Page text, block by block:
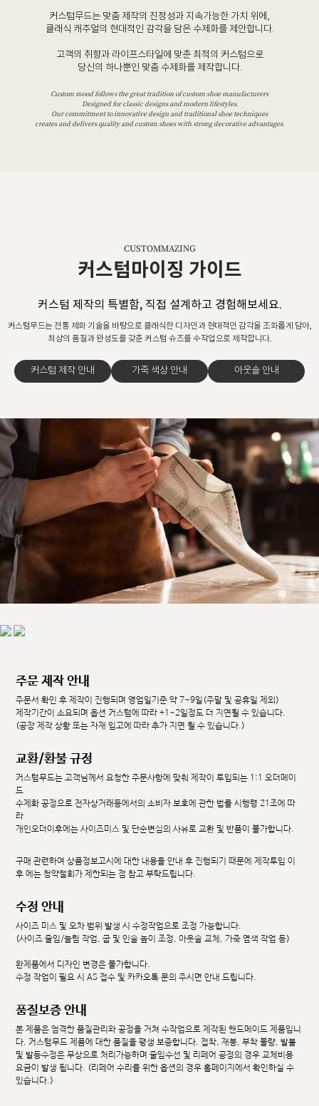
커스텀무드는 맞춤 제작의 진정성과 지속가능한 가치 위에,
클래식 캐주얼의 현대적인 감각을 담은 수제화를 제안합니다.
고객의 취향과 라이프스타일에 맞춘 최적의 커스텀으로
당신의 하나뿐인 맞춤 수제화를 제작합니다.
Custom mood follows the great tradition of custom shoe manufacturers
Designed for classic designs and modern lifestyles.
Our commitment to innovative design and traditional shoe techniques
creates and delivers quality and custom shoes with strong decorative advantages.
CUSTOMMAZING
커스텀마이징 가이드
커스텀 제작의 특별함, 직접 설계하고 경험해보세요.
커스텀무드는 전통 제화 기술을 바탕으로 클래식한 디자인과 현대적인 감각을 조화롭게 담아,
최상의 품질과 완성도를 갖춘 커스텀 슈즈를 수작업으로 제작합니다.
커스텀 제작 안내 가죽 색상 안내 아웃솔 안내
주문 제작 안내
주문서 확인 후 제작이 진행되며 영업일기준 약 7~9일(주말 및 공휴일 제외)
제작기간이 소요되며 옵션 커스텀에 따라 +1~2일정도 더 지연될 수 있습니다.
(공장 제작 상황 또는 자재 입고에 따라 추가 지연 될 수 있습니다.)
교환/환불 규정
커스텀무드는 고객님께서 요청한 주문사항에 맞춰 제작이 투입되는 1:1 오더메이
드
수제화 공정으로 전자상거래등에서의 소비자 보호에 관한 법률 시행령 21조에 따
라
개인오더이후에는 사이즈미스 및 단순변심의 사유로 교환 및 반품이 불가합니다.
구매 관련하여 상품정보고시에 대한 내용을 안내 후 진행되기 때문에 제작투입 이
후 에는 청약철회가 제한되는 점 참고 부탁드립니다.
수정 안내
사이즈 미스 및 오차 범위 발생 시 수정작업으로 조정 가능합니다.
(사이즈 줄임/늘림 작업, 굽 및 인솔 높이 조정, 아웃솔 교체, 가죽 염색 작업 등)
완제품에서 디자인 변경은 불가합니다.
수정 작업이 필요 시 AS 접수 및 카카오톡 문의 주시면 안내 드립니다.
품질보증 안내
본 제품은 엄격한 품질관리와 공정을 거쳐 수작업으로 제작된 핸드메이드 제품입니
다. 커스텀무드 제품에 대한 품질을 평생 보증합니다. 접착, 재봉, 부착 불량, 발볼
및 발등수정은 무상으로 처리가능하며 줄임수선 및 리페어 공정의 경우 교체비용
요금이 발생 됩니다. (리페어 수리를 위한 옵션의 경우 홈페이지에서 확인하실 수
있습니다.)